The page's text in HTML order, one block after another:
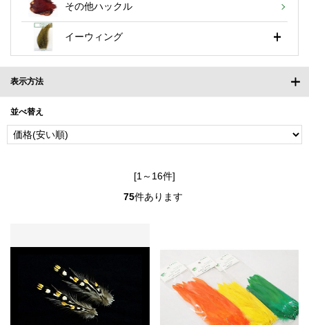
その他ハックル
イーウィング
表示方法
並べ替え
[1～16件]
75件あります